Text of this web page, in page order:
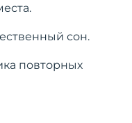
сон.
повторных